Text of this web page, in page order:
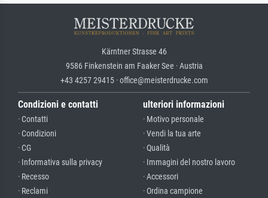
Kärntner Strasse 46
9586 Finkenstein am Faaker See · Austria
+43 4257 29415 · office@meisterdrucke.com
Condizioni e contatti
· Contatti
· Condizioni
· CG
· Informativa sulla privacy
· Recesso
· Reclami
ulteriori informazioni
· Motivo personale
· Vendi la tua arte
· Qualità
· Immagini del nostro lavoro
· Accessori
· Ordina campione